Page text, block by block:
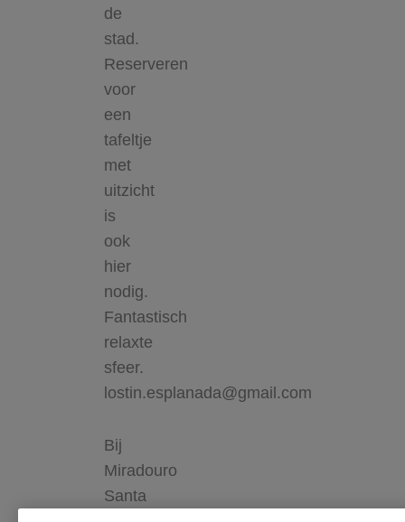
de
stad.
Reserveren
voor
een
tafeltje
met
uitzicht
is
ook
hier
nodig.
Fantastisch
relaxte
sfeer.
lostin.esplanada@gmail.com
Bij
Miradouro
Santa